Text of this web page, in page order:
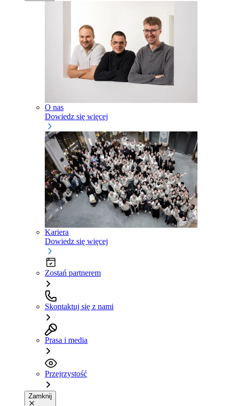
O nas
Dowiedz się więcej
Kariera
Dowiedz się więcej
Zostań partnerem
Skontaktuj się z nami
Prasa i media
Przejrzystość
Zamknij